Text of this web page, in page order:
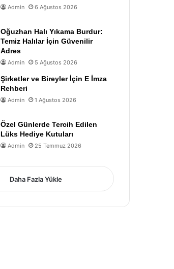
Admin 6 Ağustos 2026
Oğuzhan Halı Yıkama Burdur:
Temiz Halılar İçin Güvenilir
Adres
Admin 5 Ağustos 2026
Şirketler ve Bireyler İçin E İmza
Rehberi
Admin 1 Ağustos 2026
Özel Günlerde Tercih Edilen
Lüks Hediye Kutuları
Admin 25 Temmuz 2026
Daha Fazla Yükle